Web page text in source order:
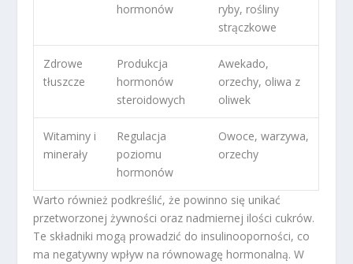
hormonów
ryby, rośliny
strączkowe
Zdrowe
tłuszcze
Produkcja
hormonów
steroidowych
Awekado,
orzechy, oliwa z
oliwek
Witaminy i
minerały
Regulacja
poziomu
hormonów
Owoce, warzywa,
orzechy
Warto również podkreślić, że powinno się unikać
przetworzonej żywności oraz nadmiernej ilości cukrów.
Te składniki mogą prowadzić do insulinooporności, co
ma negatywny wpływ na równowagę hormonalną. W